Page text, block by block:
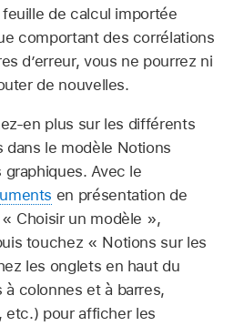
de calcul importée
comportant des corrélations
d’erreur, vous ne pourrez ni
de nouvelles.
en plus sur les différents
dans le modèle Notions
Avec le
en présentation de
Choisir un modèle »,
touchez « Notions sur les
les onglets en haut du
à colonnes et à barres,
etc.) pour afficher les